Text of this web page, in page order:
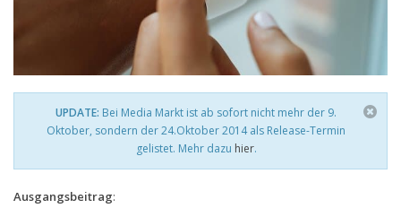
UPDATE: Bei Media Markt ist ab sofort nicht mehr der 9.
Oktober, sondern der 24.Oktober 2014 als Release-Termin
gelistet. Mehr dazu hier.
Ausgangsbeitrag: